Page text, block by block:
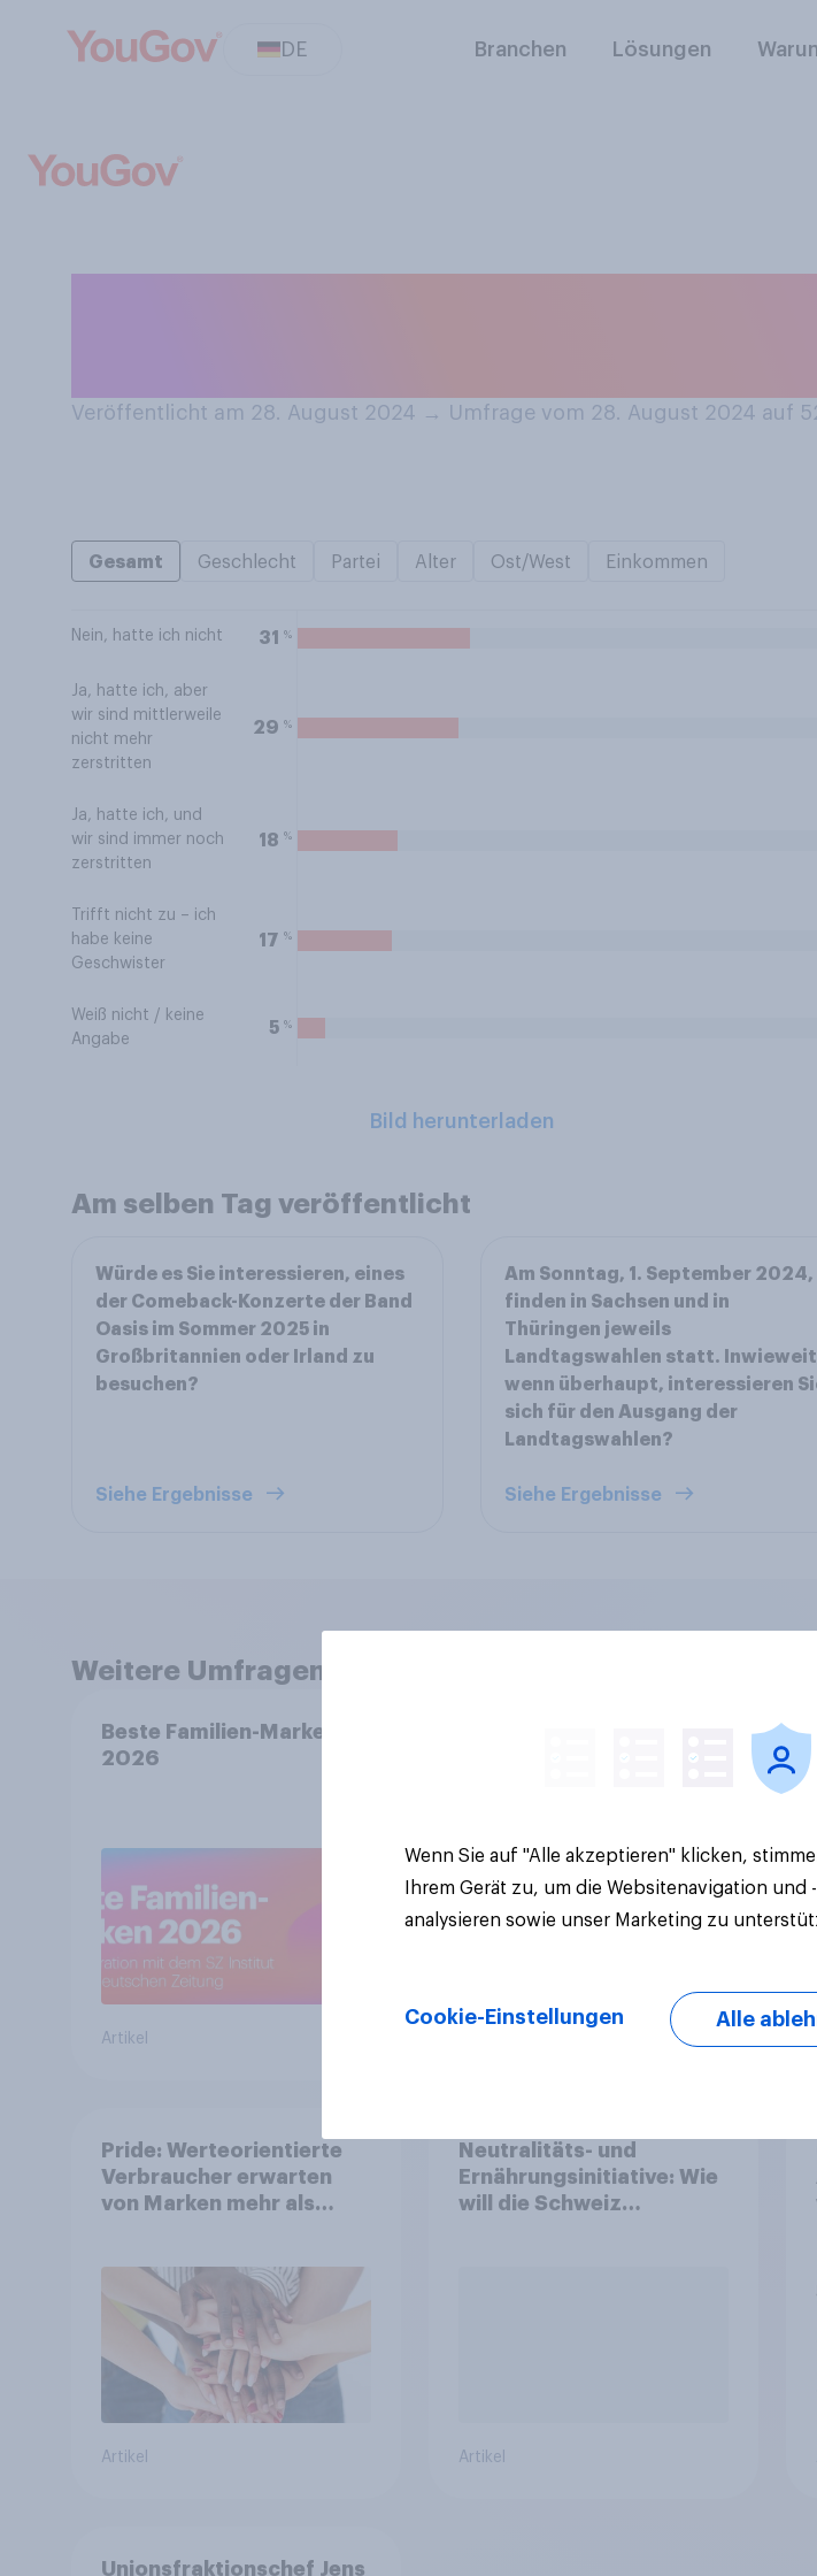
DE Branchen Lösungen
Veröffentlicht am 28. August 2024 → Umfrage vom 28. August 2024 auf
Gesamt Geschlecht Partei Alter Ost/West Einkommen
Nein, hatte ich nicht 31 %
Ja, hatte ich, aber
wir sind mittlerweile
nicht mehr
zerstritten
29 %
Ja, hatte ich, und
wir sind immer noch
zerstritten
18 %
Trifft nicht zu – ich
habe keine
Geschwister
17 %
Weiß nicht / keine
Angabe
5 %
Bild herunterladen
Am selben Tag veröffentlicht
Würde es Sie interessieren, eines
der Comeback-Konzerte der Band
Oasis im Sommer 2025 in
Großbritannien oder Irland zu
besuchen?
Siehe Ergebnisse
Am Sonntag, 1. September 2024,
finden in Sachsen und in
Thüringen jeweils
Landtagswahlen statt.
wenn überhaupt, interessieren
sich für den Ausgang der
Landtagswahlen?
Siehe Ergebnisse
Weitere Umfragen anzeigen
Beste Familien-Marken
2026
Artikel
2026: Zwischen Haltung
Pride: Werteorientierte
Verbraucher erwarten
von Marken mehr als
Artikel
Neutralitäts- und
Ernährungsinitiative: Wie
will die Schweiz
Artikel
Unionsfraktionschef Jens
Wenn Sie auf "Alle akzeptieren" klicken,
Ihrem Gerät zu, um die Websitenavigation
analysieren sowie unser Marketing zu
Cookie-Einstellungen Alle